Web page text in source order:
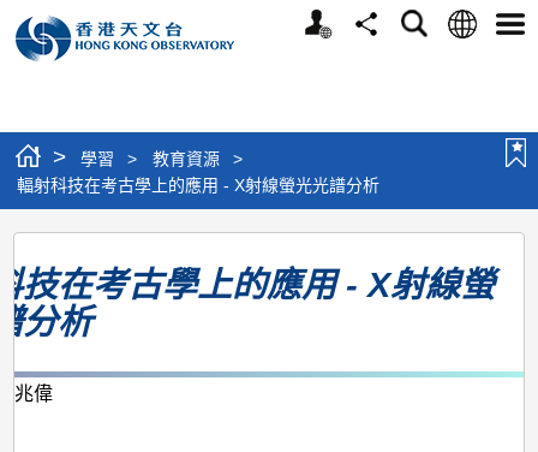
個
分
搜
語
選
> 學習 > 教育資源
>
輻射科技在考古學上的應用 - X射線螢光光譜分析
輻
射
科
在
技在考古學上的應用 - X射線螢
分析
兆偉